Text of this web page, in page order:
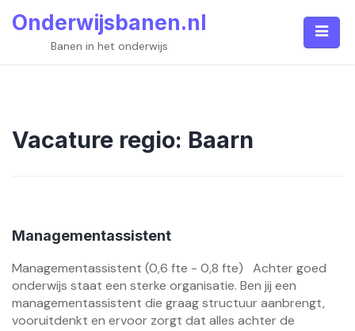
Onderwijsbanen.nl
Banen in het onderwijs
Vacature regio: Baarn
Managementassistent
Managementassistent (0,6 fte - 0,8 fte) Achter goed
onderwijs staat een sterke organisatie. Ben jij een
managementassistent die graag structuur aanbrengt,
vooruitdenkt en ervoor zorgt dat alles achter de